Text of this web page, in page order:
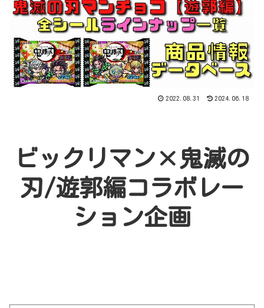
2022.08.31 2024.06.18
ビックリマン×鬼滅の
刃/遊郭編コラボレー
ション企画